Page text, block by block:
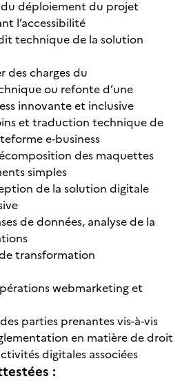
déploiement du projet
l’accessibilité
technique de la solution
des charges du
ou refonte d’une
innovante et inclusive
et traduction technique de
e-business
des maquettes
simples
de la solution digitale
de données, analyse de la
transformation
webmarketing et
parties prenantes vis-à-vis
en matière de droit
digitales associées
: